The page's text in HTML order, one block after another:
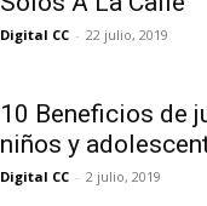
Digital CC - 22 julio, 2019
10 Beneficios de
niños y
Digital CC - 2 julio, 2019